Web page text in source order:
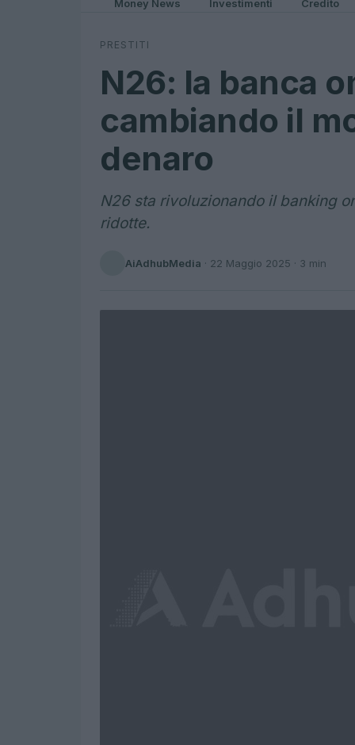
Money News Investimenti Credito
PRESTITI
N26: la banca
cambiando il
denaro
N26 sta rivoluzionando il banking
ridotte.
AiAdhubMedia · 22 Maggio 2025 · 3 min